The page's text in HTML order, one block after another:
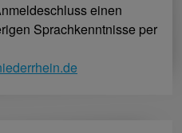
einen
Sprachkenntnisse per